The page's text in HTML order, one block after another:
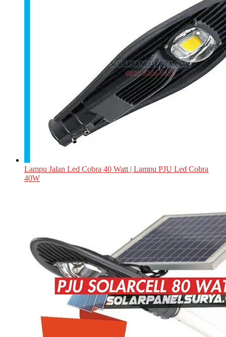
Lampu Jalan Led Cobra 40 Watt | Lampu PJU Led Cobra
40W